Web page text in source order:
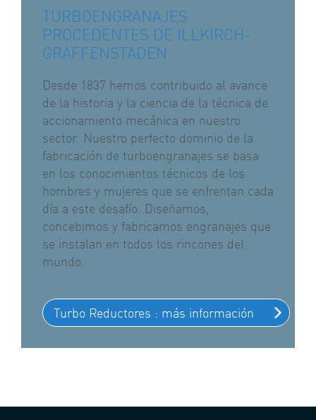
TURBOENGRANAJES
PROCEDENTES DE ILLKIRCH-
GRAFFENSTADEN
Desde 1837 hemos contribuido al avance
de la historia y la ciencia de la técnica de
accionamiento mecánica en nuestro
sector. Nuestro perfecto dominio de la
fabricación de turboengranajes se basa
en los conocimientos técnicos de los
hombres y mujeres que se enfrentan cada
día a este desafío. Diseñamos,
concebimos y fabricamos engranajes que
se instalan en todos los rincones del
mundo.
Turbo Reductores : más información